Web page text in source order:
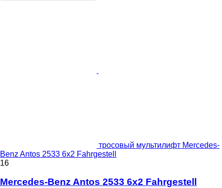
тросовый мультилифт Mercedes-
Benz Antos 2533 6x2 Fahrgestell
16
Mercedes-Benz Antos 2533 6x2 Fahrgestell